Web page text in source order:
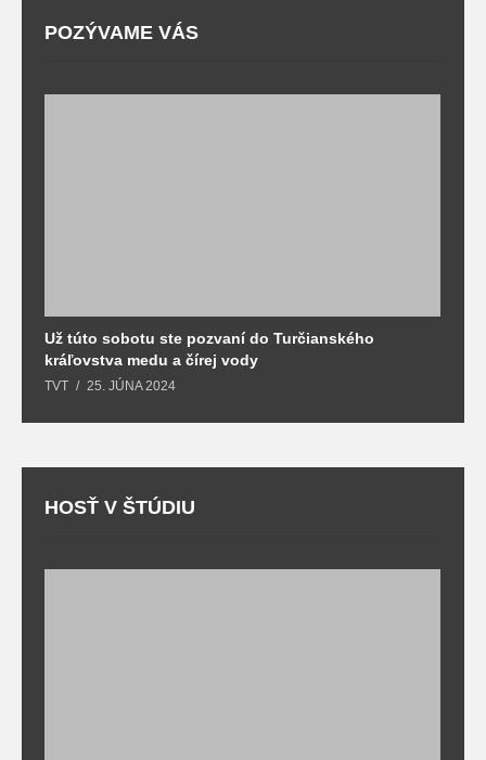
POZÝVAME VÁS
Už túto sobotu ste pozvaní do Turčianského
kráľovstva medu a čírej vody
TVT 25. JÚNA 2024
HOSŤ V ŠTÚDIU